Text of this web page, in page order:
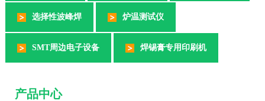
选择性波峰焊 炉温测试仪
SMT周边电子设备 焊锡膏专用印刷机
产品中心